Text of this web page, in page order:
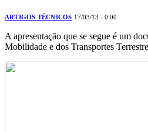
ARTIGOS TÉCNICOS 17/03/13 - 0:00
A apresentação que se segue é um
Mobilidade e dos Transportes